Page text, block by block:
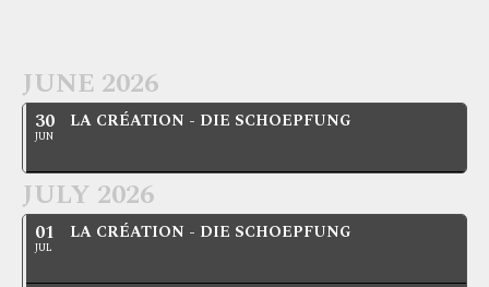
JUNE 2026
30
JUN
LA CRÉATION - DIE SCHOEPFUNG
JULY 2026
01
JUL
LA CRÉATION - DIE SCHOEPFUNG